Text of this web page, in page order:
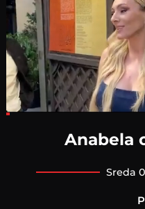
Anabela
sreda